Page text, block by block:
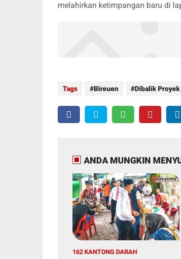
melahirkan ketimpangan baru di
Tags Bireuen Dibalik
ANDA MUNGKIN
162 KANTONG DARAH